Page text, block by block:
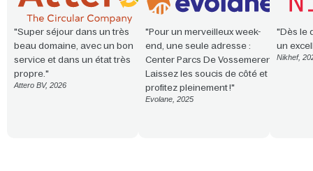
"Super séjour dans un très
beau domaine, avec un bon
service et dans un état très
propre."
Attero BV, 2026
"Pour un merveilleux week-
end, une seule adresse :
Center Parcs De Vossemeren.
Laissez les soucis de côté et
profitez pleinement !"
Evolane, 2025
"Dès le
un
Nikhef,